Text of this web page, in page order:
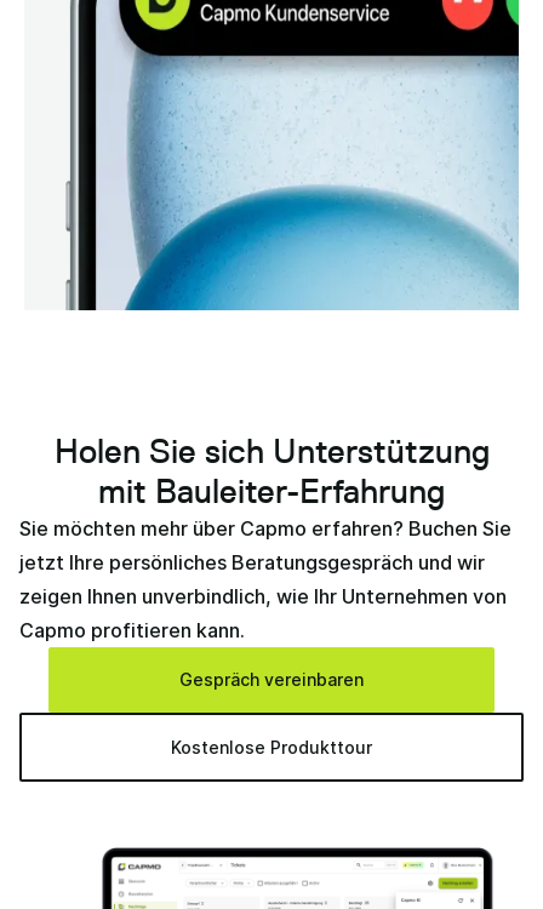
Holen Sie sich Unterstützung
mit Bauleiter-Erfahrung
Sie möchten mehr über Capmo erfahren? Buchen Sie
jetzt Ihre persönliches Beratungsgespräch und wir
zeigen Ihnen unverbindlich, wie Ihr Unternehmen von
Capmo profitieren kann.
Gespräch vereinbaren
Kostenlose Produkttour